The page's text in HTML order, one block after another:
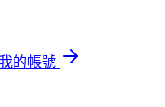
的帳號